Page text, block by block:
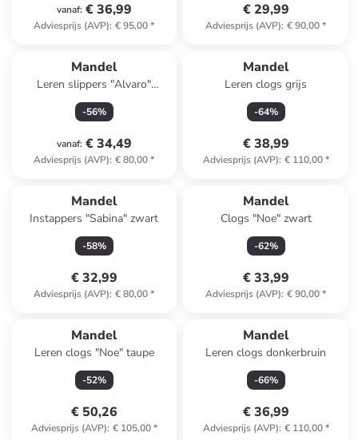
vanaf: € 36,99
Adviesprijs (AVP): € 95,00*
€ 29,99
Adviesprijs (AVP): € 90,00*
Mandel
Leren slippers "Alvaro"
lichtblauw
-56%
vanaf: € 34,49
Adviesprijs (AVP): € 80,00*
Mandel
Leren clogs grijs
-64%
€ 38,99
Adviesprijs (AVP): € 110,00*
Mandel
Instappers "Sabina" zwart
-58%
€ 32,99
Adviesprijs (AVP): € 80,00*
Mandel
Clogs "Noe" zwart
-62%
€ 33,99
Adviesprijs (AVP): € 90,00*
Mandel
Leren clogs "Noe" taupe
-52%
€ 50,26
Adviesprijs (AVP): € 105,00*
Mandel
Leren clogs donkerbruin
-66%
€ 36,99
Adviesprijs (AVP): € 110,00*